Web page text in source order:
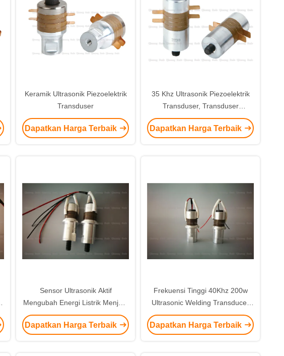
Keramik Ultrasonik Piezoelektrik
Transduser
Dapatkan Harga Terbaik
35 Khz Ultrasonik Piezoelektrik
Transduser, Transduser
Pengelasan Ultrasonik Kecil
Dapatkan Harga Terbaik
Sensor Ultrasonik Aktif
Mengubah Energi Listrik Menjadi
Energi Mekanik
Dapatkan Harga Terbaik
Frekuensi Tinggi 40Khz 200w
Ultrasonic Welding Transducer
Dengan Keramik Piezoelektrik
Abu-abu
Dapatkan Harga Terbaik